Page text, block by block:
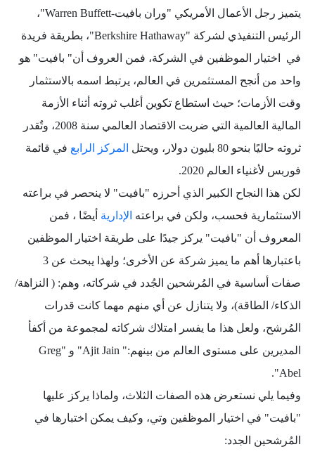
يتميز رجل الأعمال الأمريكي "وران بافيت-Warren Buffett"،
الرئيس التنفيذي لشركة "Berkshire Hathaway"، بطريقة فريدة
في اختيار الموظفين في الشركة، فمن العروف أن" بافيت" هو
واحد من أنجح المستثمرين في العالم، يرتبط اسمه بالاستثمار
وقت الأزمات؛ حيث استطاع تكوين أغلب ثروته أثناء الأزمة
المالية العالمية التي ضربت الاقتصاد العالمي سنة 2008، وتٌقدر
ثروته حاليًا بنحو 80 بليون دولار، ويحتل
المركز الرابع في قائمة
فوربس لأغنياء العالم 2020.
لكن هذا النجاح الكبير الذي أحرزه "بافيت" لا ينحصر في براعته
الاستثمارية فحسب، ولكن في براعته الإدارية أيضًا ، فمن
المعروف أن "بافيت" يركز جيدًا على طريقة اختيار الموظفين
باعتبارها أهم ما يميز شركة عن الأخرى؛ ولهذا يبحث عن 3
صفات أساسية في المُرشحين الجُدد في شركاته، وهم: ( النزاهة/
الذكاء/ الطاقة)، ولا يتنازل عن أي منهم مهما كانت قدرات
المُرشح، ولعل هذا ما يفسر امتلاك شركاته لمجموعة من أكفأ
المديرين على مستوى العالم من بينهم:" Ajit Jain" و "Greg
Abel".
وفيما يلي نستعرض هذه الصفات الثلاث، ولماذا يركز عليها
"بافيت" في اختيار الموظفين وتي، وكيف يمكن اختبارها في
المُرشحين الجدد: